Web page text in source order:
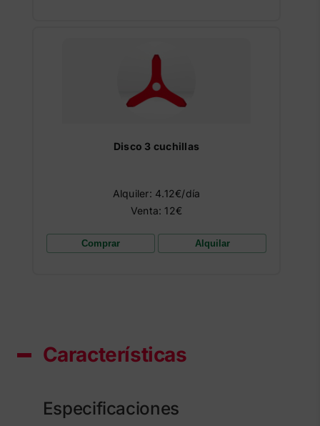
Disco 3 cuchillas
Alquiler: 4.12€/día
Venta: 12€
Comprar Alquilar
Características
Especificaciones